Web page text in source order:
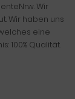
Wir
Wir haben uns
eine
100% Qualität.